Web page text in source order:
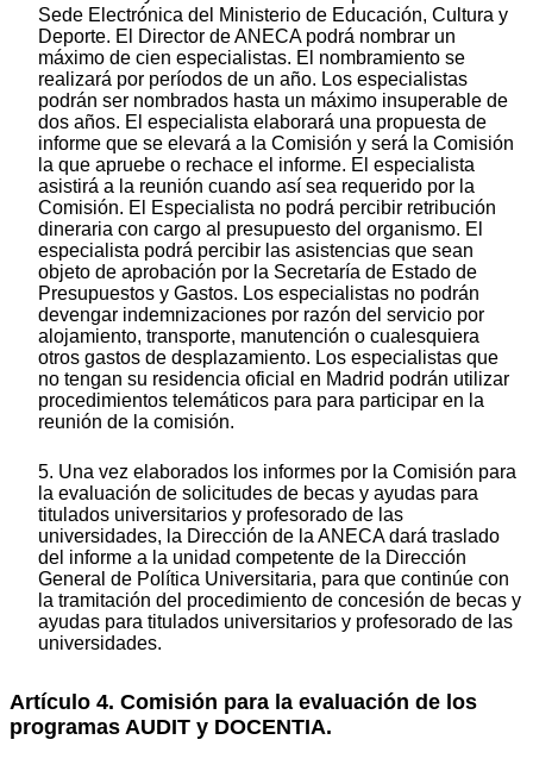
Sede Electrónica del Ministerio de Educación, Cultura y
Deporte. El Director de ANECA podrá nombrar un
máximo de cien especialistas. El nombramiento se
realizará por períodos de un año. Los especialistas
podrán ser nombrados hasta un máximo insuperable de
dos años. El especialista elaborará una propuesta de
informe que se elevará a la Comisión y será la Comisión
la que apruebe o rechace el informe. El especialista
asistirá a la reunión cuando así sea requerido por la
Comisión. El Especialista no podrá percibir retribución
dineraria con cargo al presupuesto del organismo. El
especialista podrá percibir las asistencias que sean
objeto de aprobación por la Secretaría de Estado de
Presupuestos y Gastos. Los especialistas no podrán
devengar indemnizaciones por razón del servicio por
alojamiento, transporte, manutención o cualesquiera
otros gastos de desplazamiento. Los especialistas que
no tengan su residencia oficial en Madrid podrán utilizar
procedimientos telemáticos para para participar en la
reunión de la comisión.
5. Una vez elaborados los informes por la Comisión para
la evaluación de solicitudes de becas y ayudas para
titulados universitarios y profesorado de las
universidades, la Dirección de la ANECA dará traslado
del informe a la unidad competente de la Dirección
General de Política Universitaria, para que continúe con
la tramitación del procedimiento de concesión de becas y
ayudas para titulados universitarios y profesorado de las
universidades.
Artículo 4. Comisión para la evaluación de los
programas AUDIT y DOCENTIA.